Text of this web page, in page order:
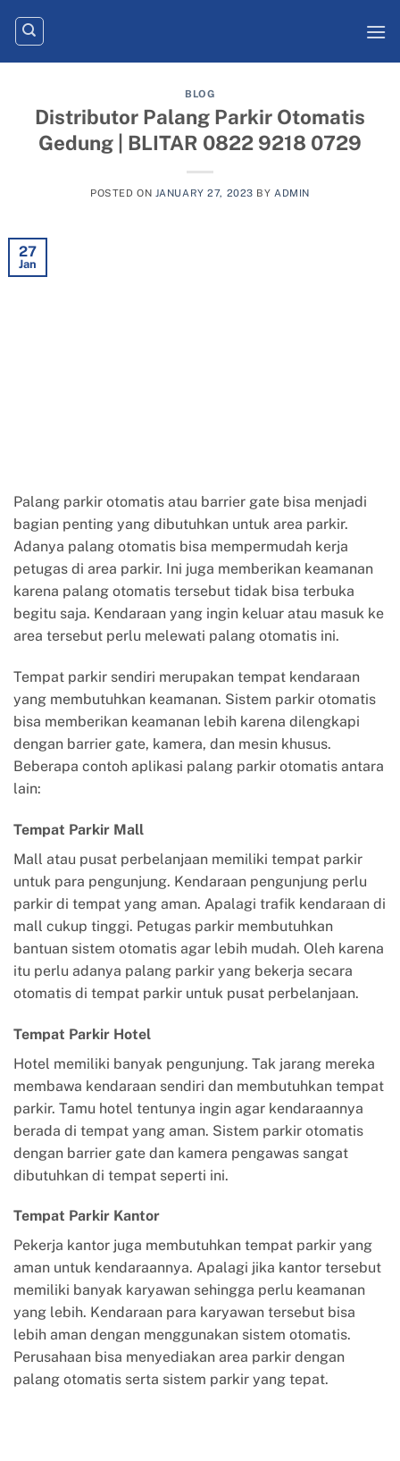
BLOG
Distributor Palang Parkir Otomatis
Gedung | BLITAR 0822 9218 0729
POSTED ON JANUARY 27, 2023 BY ADMIN
27
Jan
Palang parkir otomatis atau barrier gate bisa menjadi
bagian penting yang dibutuhkan untuk area parkir.
Adanya palang otomatis bisa mempermudah kerja
petugas di area parkir. Ini juga memberikan keamanan
karena palang otomatis tersebut tidak bisa terbuka
begitu saja. Kendaraan yang ingin keluar atau masuk ke
area tersebut perlu melewati palang otomatis ini.
Tempat parkir sendiri merupakan tempat kendaraan
yang membutuhkan keamanan. Sistem parkir otomatis
bisa memberikan keamanan lebih karena dilengkapi
dengan barrier gate, kamera, dan mesin khusus.
Beberapa contoh aplikasi palang parkir otomatis antara
lain:
Tempat Parkir Mall
Mall atau pusat perbelanjaan memiliki tempat parkir
untuk para pengunjung. Kendaraan pengunjung perlu
parkir di tempat yang aman. Apalagi trafik kendaraan di
mall cukup tinggi. Petugas parkir membutuhkan
bantuan sistem otomatis agar lebih mudah. Oleh karena
itu perlu adanya palang parkir yang bekerja secara
otomatis di tempat parkir untuk pusat perbelanjaan.
Tempat Parkir Hotel
Hotel memiliki banyak pengunjung. Tak jarang mereka
membawa kendaraan sendiri dan membutuhkan tempat
parkir. Tamu hotel tentunya ingin agar kendaraannya
berada di tempat yang aman. Sistem parkir otomatis
dengan barrier gate dan kamera pengawas sangat
dibutuhkan di tempat seperti ini.
Tempat Parkir Kantor
Pekerja kantor juga membutuhkan tempat parkir yang
aman untuk kendaraannya. Apalagi jika kantor tersebut
memiliki banyak karyawan sehingga perlu keamanan
yang lebih. Kendaraan para karyawan tersebut bisa
lebih aman dengan menggunakan sistem otomatis.
Perusahaan bisa menyediakan area parkir dengan
palang otomatis serta sistem parkir yang tepat.